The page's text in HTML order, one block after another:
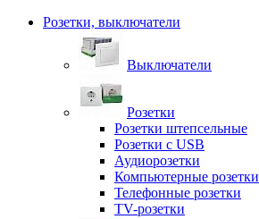
Розетки, выключатели
Выключатели
Розетки
Розетки штепсельные
Розетки с USB
Аудиорозетки
Компьютерные розетки
Телефонные розетки
TV-розетки